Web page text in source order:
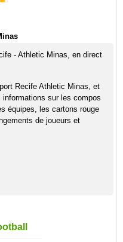
- Athletic Minas, en direct
Recife Athletic Minas, et
sur les compos
équipes, les cartons rouge
de joueurs et